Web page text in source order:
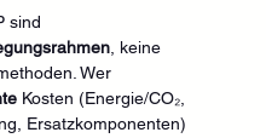
sind
, keine
Wer
Kosten (Energie/CO₂,
Ersatzkomponenten)